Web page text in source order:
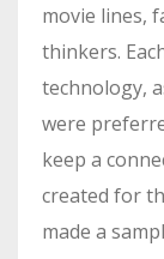
movie lines,
thinkers.
technology,
were
keep a
created for
made a